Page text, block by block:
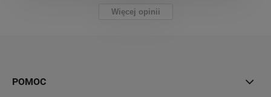
Więcej opinii
POMOC